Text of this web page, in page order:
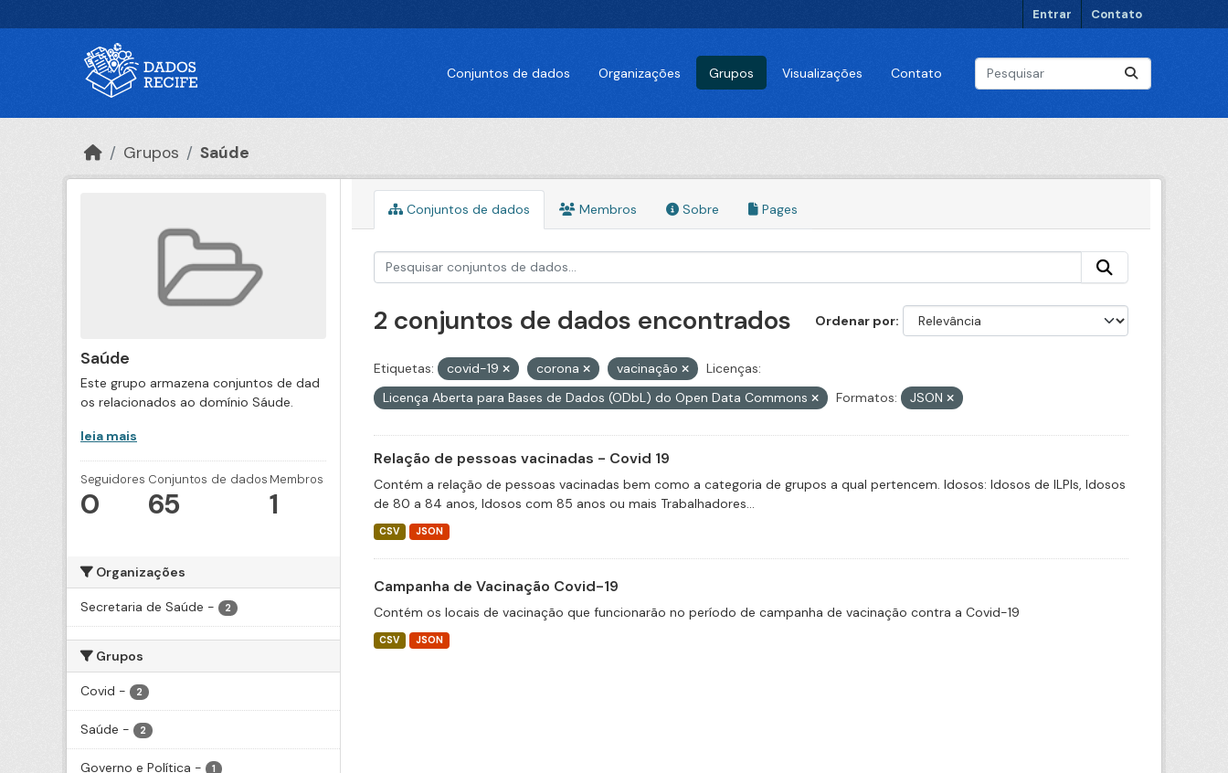
Entrar Contato
Conjuntos de dados Organizações Grupos Visualizações Contato
Grupos Saúde
Saúde
Este grupo armazena conjuntos de dad
os relacionados ao domínio Sáude.
leia mais
Seguidores
0
Conjuntos de dados
65
Membros
1
Organizações
Secretaria de Saúde - 2
Grupos
Covid - 2
Saúde - 2
Governo e Política - 1
Conjuntos de dados Membros Sobre Pages
Ordenar por
2 conjuntos de dados encontrados
Etiquetas: covid-19 corona vacinação
Licenças:
Licença Aberta para Bases de Dados (ODbL) do Open Data Commons
Formatos: JSON
Relação de pessoas vacinadas - Covid 19
Contém a relação de pessoas vacinadas bem como a categoria de grupos a qual pertencem. Idosos: Idosos de ILPIs, Idosos
de 80 a 84 anos, Idosos com 85 anos ou mais Trabalhadores...
CSV JSON
Campanha de Vacinação Covid-19
Contém os locais de vacinação que funcionarão no período de campanha de vacinação contra a Covid-19
CSV JSON